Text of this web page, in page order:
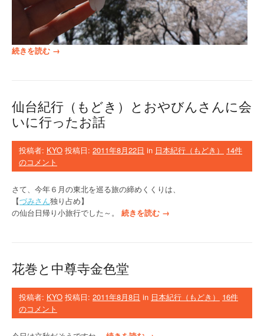
続きを読む “
格
安
航
空
会
社
、
ま
た
足
お
花
見
紀
行
と
→
仙台紀行（もどき）とおやびんさんに会
いに行ったお話
投稿者: KYO 投稿日: 2011年8月22日 in 日本紀行（もどき）
14件
のコメント
さて、今年６月の東北を巡る旅の締めくくりは、
【づみさん独り占め】
の仙台日帰り小旅行でした～。 続きを読む “
ど
）
→
花巻と中尊寺金色堂
投稿者: KYO 投稿日: 2011年8月8日 in 日本紀行（もどき）
16件
のコメント